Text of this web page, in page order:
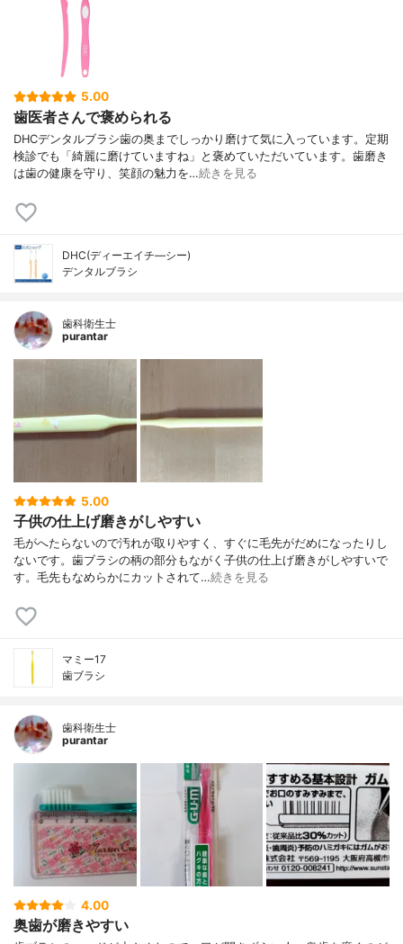
5.00
歯医者さんで褒められる
DHCデンタルブラシ歯の奥までしっかり磨けて気に入っています。定期
検診でも「綺麗に磨けていますね」と褒めていただいています。歯磨き
は歯の健康を守り、笑顔の魅力を…続きを見る
DHC(ディーエイチ―シー)
デンタルブラシ
歯科衛生士
purantar
5.00
子供の仕上げ磨きがしやすい
毛がへたらないので汚れが取りやすく、すぐに毛先がだめになったりし
ないです。歯ブラシの柄の部分もながく子供の仕上げ磨きがしやすいで
す。毛先もなめらかにカットされて…続きを見る
マミー17
歯ブラシ
歯科衛生士
purantar
4.00
奥歯が磨きやすい